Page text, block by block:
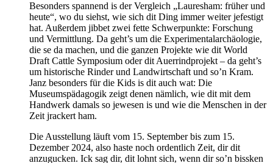
Besonders spannend is der Vergleich „Lauresham: früher und
heute“, wo du siehst, wie sich dit Ding immer weiter jefestigt
hat. Außerdem jibbet zwei fette Schwerpunkte: Forschung
und Vermittlung. Da geht’s um die Experimentalarchäologie,
die se da machen, und die ganzen Projekte wie dit World
Draft Cattle Symposium oder dit Auerrindprojekt – da geht’s
um historische Rinder und Landwirtschaft und so’n Kram.
Janz besonders für die Kids is dit auch wat: Die
Museumspädagogik zeigt denen nämlich, wie dit mit dem
Handwerk damals so jewesen is und wie die Menschen in der
Zeit jrackert ham.
Die Ausstellung läuft vom 15. September bis zum 15.
Dezember 2024, also haste noch ordentlich Zeit, dir dit
anzugucken. Ick sag dir, dit lohnt sich, wenn dir so’n bissken